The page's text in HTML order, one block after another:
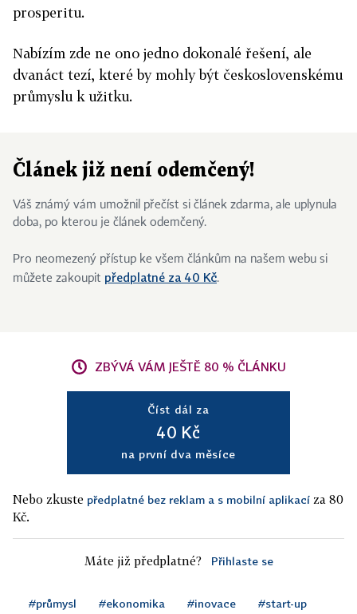
prosperitu.
Nabízím zde ne ono jedno dokonalé řešení, ale
dvanáct tezí, které by mohly být československému
průmyslu k užitku.
Článek již není odemčený!
Váš známý vám umožnil přečíst si článek zdarma, ale uplynula
doba, po kterou je článek odemčený.
Pro neomezený přístup ke všem článkům na našem webu si
můžete zakoupit předplatné za 40 Kč.
ZBÝVÁ VÁM JEŠTĚ 80 % ČLÁNKU
Číst dál za
40 Kč
na první dva měsíce
Nebo zkuste předplatné bez reklam a s mobilní aplikací za 80
Kč.
Máte již předplatné? Přihlaste se
#průmysl #ekonomika #inovace #start-up